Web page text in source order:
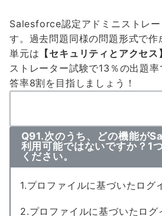
Salesforce認定アドミニストレ
す。過去問題同様の問題形式で
単元は 【セキュリティとアクセス】
ストレーター試験で13％の出題率
答率8割 を目指しましょう！
Q91.次のうち、どの機能が
利用可能ではないですか？1
ください。
1.プロファイルに基づいたログ
2.プロファイルに基づいたログ